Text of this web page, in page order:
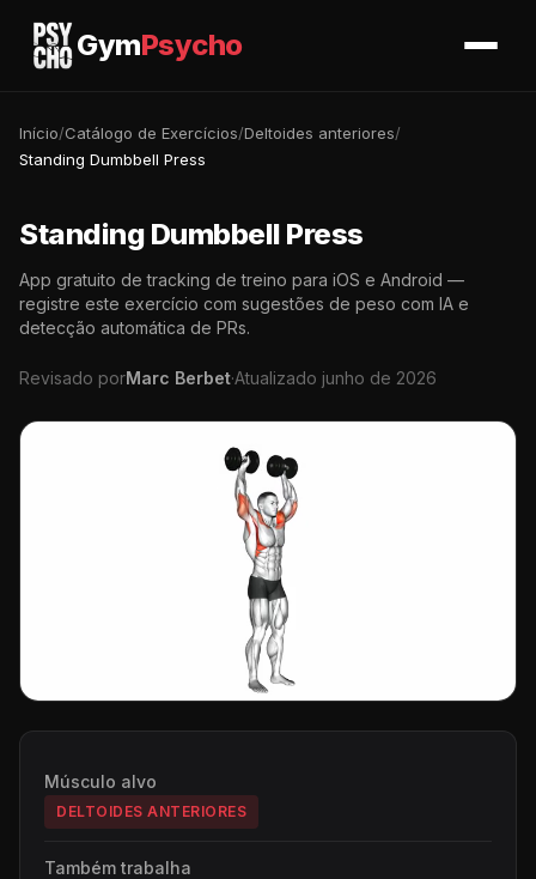
GymPsycho
Início/Catálogo de Exercícios/Deltoides anteriores/
Standing Dumbbell Press
Standing Dumbbell Press
App gratuito de tracking de treino para iOS e Android —
registre este exercício com sugestões de peso com IA e
detecção automática de PRs.
Revisado porMarc Berbet·Atualizado junho de 2026
Músculo alvo
DELTOIDES ANTERIORES
Também trabalha